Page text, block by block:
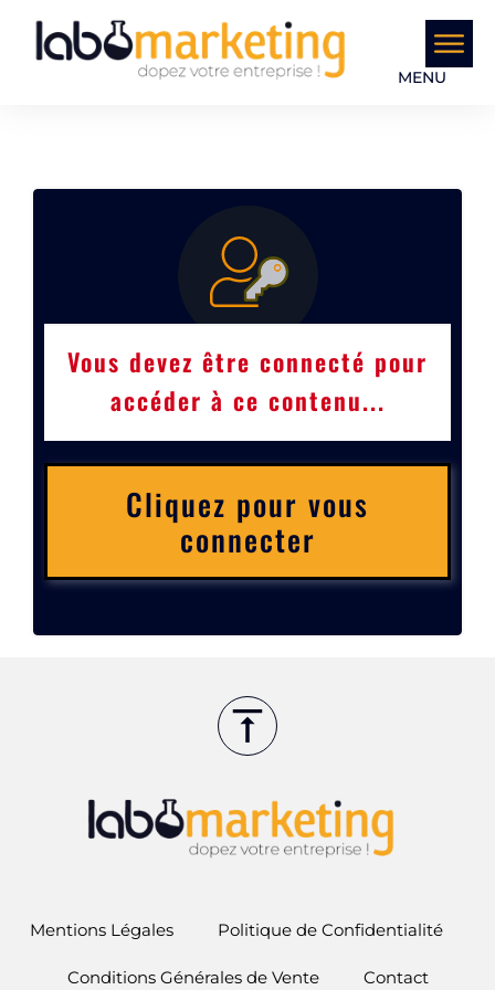
MENU
Vous devez être connecté pour
accéder à ce contenu...
Cliquez pour vous
connecter
Mentions Légales Politique de Confidentialité
Conditions Générales de Vente Contact